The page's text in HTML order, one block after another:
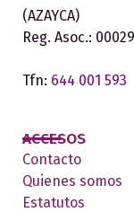
(AZAYCA)
Reg. Asoc.:
Tfn: 644 001 593
ACCESOS
Contacto
Quienes somos
Estatutos